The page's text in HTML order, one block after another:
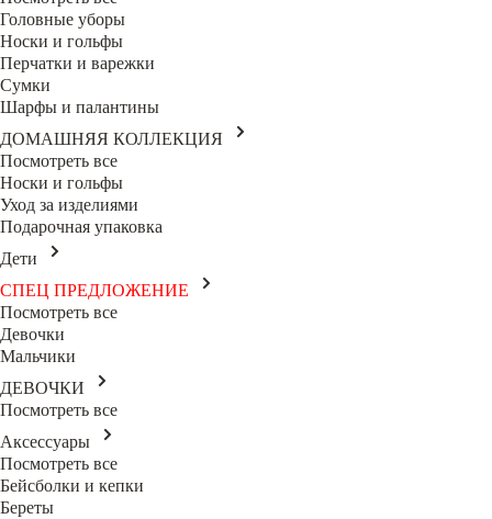
Головные уборы
Носки и гольфы
Перчатки и варежки
Сумки
Шарфы и палантины
ДОМАШНЯЯ КОЛЛЕКЦИЯ
Посмотреть все
Носки и гольфы
Уход за изделиями
Подарочная упаковка
Дети
СПЕЦ ПРЕДЛОЖЕНИЕ
Посмотреть все
Девочки
Мальчики
ДЕВОЧКИ
Посмотреть все
Аксессуары
Посмотреть все
Бейсболки и кепки
Береты